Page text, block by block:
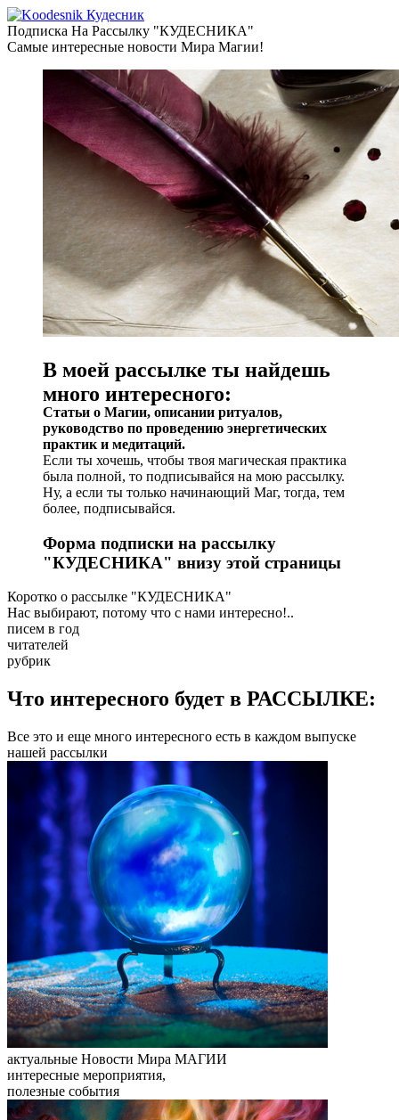
Кудесник
Подписка На Рассылку "КУДЕСНИКА"
Самые интересные новости Мира Магии!
В моей рассылке ты найдешь
много интересного:
Статьи о Магии, описании ритуалов,
руководство по проведению энергетических
практик и медитаций.
Если ты хочешь, чтобы твоя магическая практика
была полной, то подписывайся на мою рассылку.
Ну, а если ты только начинающий Маг, тогда, тем
более, подписывайся.
Форма подписки на рассылку
"КУДЕСНИКА" внизу этой страницы
Коротко о рассылке "КУДЕСНИКА"
Нас выбирают, потому что с нами интересно!..
писем в год
читателей
рубрик
Что интересного будет в РАССЫЛКЕ:
Все это и еще много интересного есть в каждом выпуске
нашей рассылки
актуальные Новости Мира МАГИИ
интересные мероприятия,
полезные события